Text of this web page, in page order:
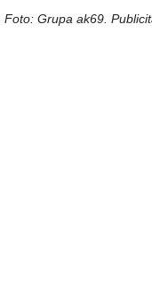
Foto: Grupa ak69.